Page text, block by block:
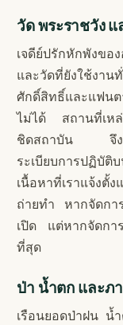
วัด พระราชวัง
เจดีย์ปรักหักพังข
และวัดที่ยังใช้งา
ศักดิ์สิทธิ์และแฟนต
ไม่ได้ สถานที่เหล่
ชิดสถาบัน จึงมา
ระเบียบการปฏิบั
เนื้อหาที่เราแจ้ง
ถ่ายทำ หากจัดกา
เปิด แต่หากจัดกา
ที่สุด
ป่า น้ำตก และภ
เรือนยอดป่าฝน น้